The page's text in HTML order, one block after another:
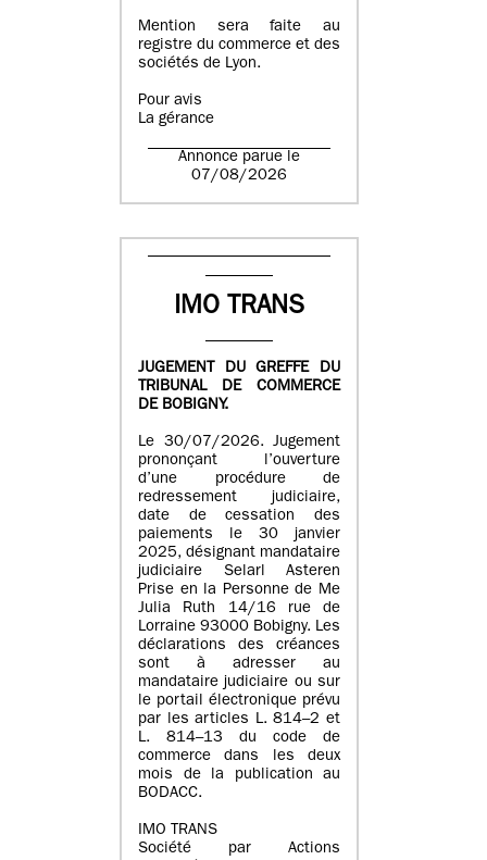
Mention sera faite au
registre du commerce et des
sociétés de Lyon.
Pour avis
La gérance
Annonce parue le
07/08/2026
IMO TRANS
JUGEMENT DU GREFFE DU
TRIBUNAL DE COMMERCE
DE BOBIGNY.
Le 30/07/2026. Jugement
prononçant l’ouverture
d’une procédure de
redressement judiciaire,
date de cessation des
paiements le 30 janvier
2025, désignant mandataire
judiciaire Selarl Asteren
Prise en la Personne de Me
Julia Ruth 14/16 rue de
Lorraine 93000 Bobigny. Les
déclarations des créances
sont à adresser au
mandataire judiciaire ou sur
le portail électronique prévu
par les articles L. 814–2 et
L. 814–13 du code de
commerce dans les deux
mois de la publication au
BODACC.
IMO TRANS
Société par Actions